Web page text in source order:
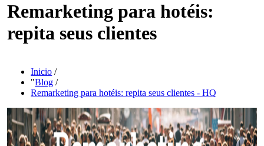
Remarketing para hotéis:
repita seus clientes
Inicio /
"Blog /
Remarketing para hotéis: repita seus clientes - HQ